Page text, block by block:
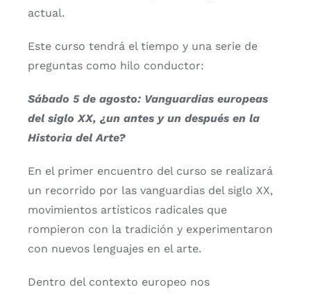
actual.
Este curso tendrá el tiempo y una serie de
preguntas como hilo conductor:
Sábado 5 de agosto: Vanguardias europeas
del siglo XX, ¿un antes y un después en la
Historia del Arte?
En el primer encuentro del curso se realizará
un recorrido por las vanguardias del siglo XX,
movimientos artísticos radicales que
rompieron con la tradición y experimentaron
con nuevos lenguajes en el arte.
Dentro del contexto europeo nos